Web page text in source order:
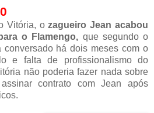
Vitória, ozagueiro Jean acabou
o Flamengo, que segundo o
há dois meses com o
e falta de profissionalismo do
não poderia fazer nada sobre
contrato com Jean após